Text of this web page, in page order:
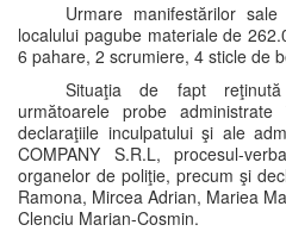
Urmare manifestărilor
localului pagube materiale de
6 pahare, 2 scrumiere, 4 sticle de
Situaţia de fapt
următoarele probe
declaraţiile inculpatului şi ale
COMPANY S.R.L, procesul-
organelor de poliţie, precum şi
Ramona, Mircea Adrian, Mariea
Clenciu Marian-Cosmin.